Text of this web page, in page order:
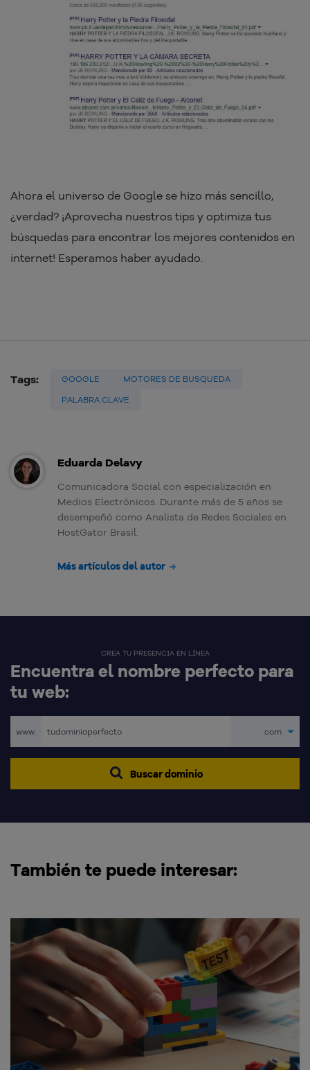
Ahora el universo de Google se hizo más sencillo,
¿verdad? ¡Aprovecha nuestros tips y optimiza tus
búsquedas para encontrar los mejores contenidos en
internet! Esperamos haber ayudado.
Tags: GOOGLE
MOTORES DE BUSQUEDA
PALABRA CLAVE
Eduarda Delavy
Comunicadora Social con especialización en
Medios Electrónicos. Durante más de 5 años se
desempeñó como Analista de Redes Sociales en
HostGator Brasil.
Más artículos del autor
CREA TU PRESENCIA EN LÍNEA
Encuentra el nombre perfecto para
tu web:
www. .com
Buscar dominio
También te puede interesar: